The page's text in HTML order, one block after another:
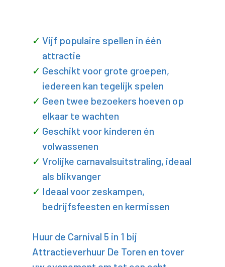
Vijf populaire spellen in één
attractie
Geschikt voor grote groepen,
iedereen kan tegelijk spelen
Geen twee bezoekers hoeven op
elkaar te wachten
Geschikt voor kinderen én
volwassenen
Vrolijke carnavalsuitstraling, ideaal
als blikvanger
Ideaal voor zeskampen,
bedrijfsfeesten en kermissen
Huur de Carnival 5 in 1 bij
Attractieverhuur De Toren en tover